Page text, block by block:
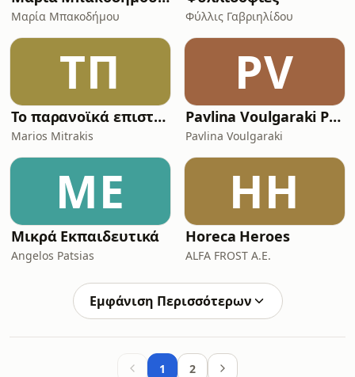
Μαρία Μπακοδήμου Φύλλις Γαβριηλίδου
ΤΠ
Το παρανοϊκά επιστημονικό podcast
Marios Mitrakis
PV
Pavlina Voulgaraki Podcast
Pavlina Voulgaraki
ΜΕ
Μικρά Εκπαιδευτικά
Angelos Patsias
HH
Horeca Heroes
ALFA FROST A.E.
Εμφάνιση Περισσότερων
1 2